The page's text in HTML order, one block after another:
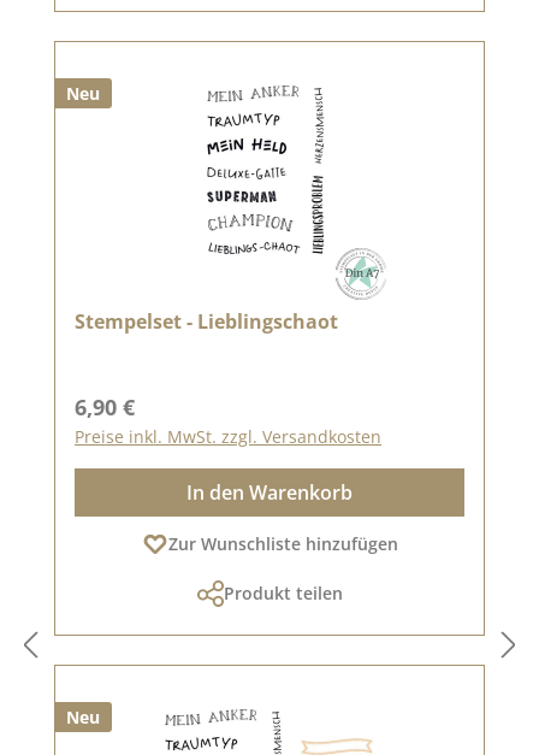
Neu
Stempelset - Lieblingschaot
Regulärer Preis:
6,90 €
Preise inkl. MwSt. zzgl. Versandkosten
In den Warenkorb
Zur Wunschliste hinzufügen
Produkt teilen
Neu